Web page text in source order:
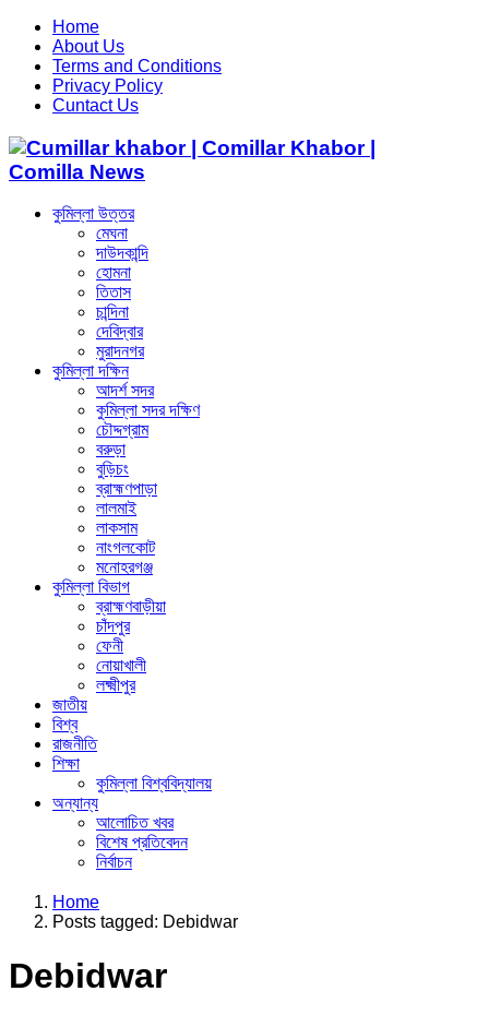
Home
About Us
Terms and Conditions
Privacy Policy
Cuntact Us
কুমিল্লা উত্তর
মেঘনা
দাউদকান্দি
হোমনা
তিতাস
চান্দিনা
দেবিদ্বার
মুরাদনগর
কুমিল্লা দক্ষিন
আদর্শ সদর
কুমিল্লা সদর দক্ষিণ
চৌদ্দগ্রাম
বরুড়া
বুড়িচং
ব্রাহ্মণপাড়া
লালমাই
লাকসাম
নাংগলকোট
মনোহরগঞ্জ
কুমিল্লা বিভাগ
ব্রাহ্মণবাড়ীয়া
চাঁদপুর
ফেনী
নোয়াখালী
লক্ষ্মীপুর
জাতীয়
বিশ্ব
রাজনীতি
শিক্ষা
কুমিল্লা বিশ্ববিদ্যালয়
অন্যান্য
আলোচিত খবর
বিশেষ প্রতিবেদন
নির্বাচন
MenuHome
Posts tagged: Debidwar
Debidwar